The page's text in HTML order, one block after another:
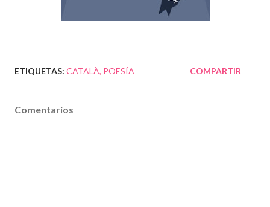
ETIQUETAS: CATALÀ POESÍA COMPARTIR
Comentarios